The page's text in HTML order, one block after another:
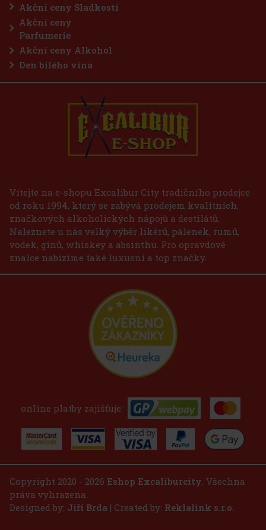
Akční ceny Sladkosti
Akční ceny
Parfumerie
Akční ceny Alkohol
Den bílého vína
Vítejte na e-shopu Excalibur City tradičního prodejce
od roku 1994, který se zabývá prodejem kvalitních,
značkových alkoholických nápojů a destilátů.
Naleznete u nás velký výběr likérů, pálenek, rumů,
vodek, ginů, whiskey a absinthu. Pro opravdové
znalce nabízíme také luxusní a top značky.
online platby zajišťuje:
Copyright 2020 - 2026 Eshop Excaliburcity . Všechna
práva vyhrazena.
Designed by: Jiří Brda | Created by: Reklalink s.r.o.